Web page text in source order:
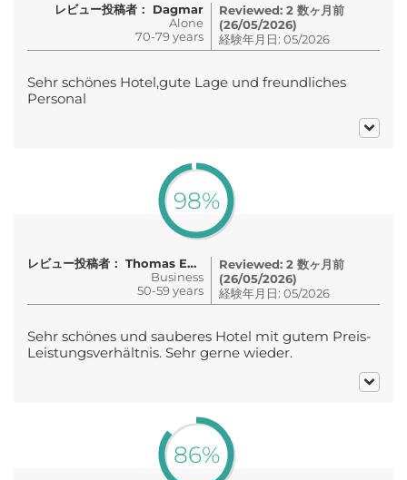
レビュー投稿者： Dagmar
Alone
70-79 years
Reviewed: 2 数ヶ月前
(26/05/2026)
経験年月日: 05/2026
Sehr schönes Hotel,gute Lage und freundliches
Personal
98%
レビュー投稿者： Thomas Ebermann
Business
50-59 years
Reviewed: 2 数ヶ月前
(26/05/2026)
経験年月日: 05/2026
Sehr schönes und sauberes Hotel mit gutem Preis-
Leistungsverhältnis. Sehr gerne wieder.
86%